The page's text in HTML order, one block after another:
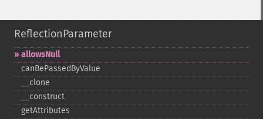
ReflectionParameter
allowsNull
canBePassedByValue
_​_​clone
_​_​construct
getAttributes